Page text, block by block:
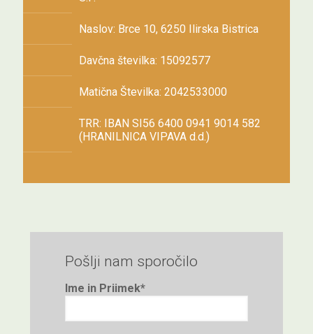
Naslov: Brce 10, 6250 Ilirska Bistrica
Davčna številka: 15092577
Matična Številka: 2042533000
TRR: IBAN SI56 6400 0941 9014 582
(HRANILNICA VIPAVA d.d.)
Pošlji nam sporočilo
Ime in Priimek*